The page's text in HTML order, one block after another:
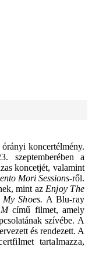
koncertélmény.
szeptemberében a
koncetjét, valamint
Mori Sessions-ről.
mint az Enjoy The
Shoes. A Blu-ray
Mcímű filmet, amely
szívébe. A
és rendezett. A
tartalmazza,